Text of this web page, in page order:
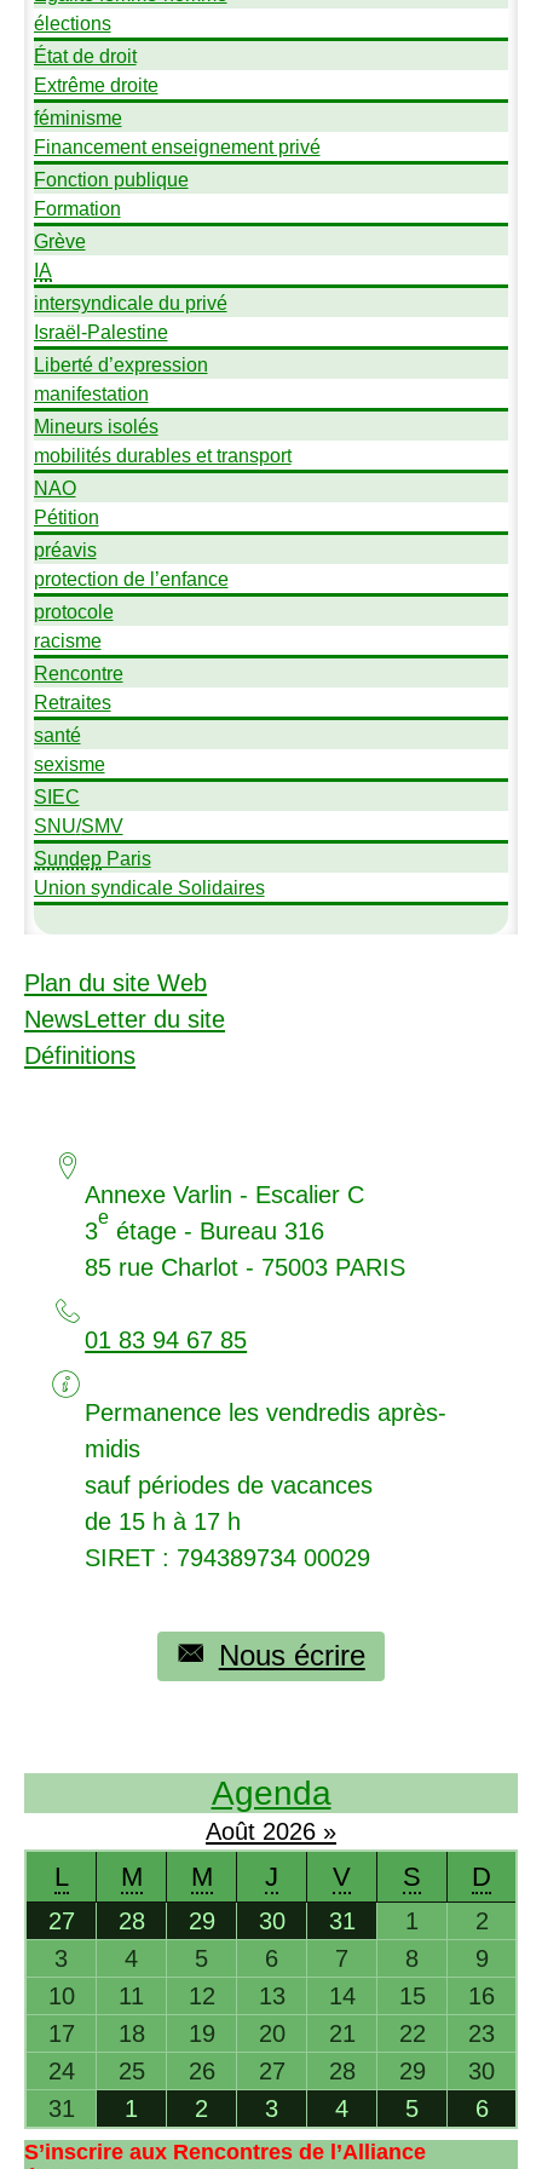
élections
État de droit
Extrême droite
féminisme
Financement enseignement privé
Fonction publique
Formation
Grève
IA
intersyndicale du privé
Israël-Palestine
Liberté d’expression
manifestation
Mineurs isolés
mobilités durables et transport
NAO
Pétition
préavis
protection de l’enfance
protocole
racisme
Rencontre
Retraites
santé
sexisme
SIEC
SNU/SMV
SundepParis
Union syndicale Solidaires
Plan du site Web
NewsLetter du site
Définitions
Annexe Varlin - Escalier C
3
e
étage - Bureau 316
85 rue Charlot - 75003 PARIS
01 83 94 67 85
Permanence les vendredis après-
midis
sauf périodes de vacances
de 15 h à 17 h
SIRET: 794389734 00029
Nous écrire
Agenda
Août 2026 »
L M M J V S D
27 28 29 30 31 1
2
3
4 5 6 7 8
9
10
11 12 13 14 15
16
17
18 19 20 21 22
23
24
25 26 27 28 29
30
31
1 2 3 4 5 6
S’inscrire aux Rencontres de l’Alliance